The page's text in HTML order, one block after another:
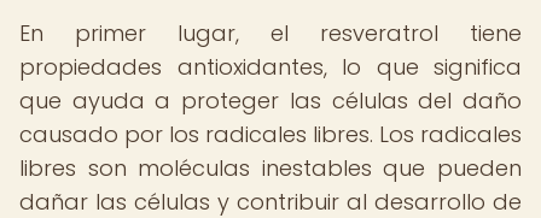
En primer lugar, el resveratrol tiene
propiedades antioxidantes, lo que significa
que ayuda a proteger las células del daño
causado por los radicales libres. Los radicales
libres son moléculas inestables que pueden
dañar las células y contribuir al desarrollo de